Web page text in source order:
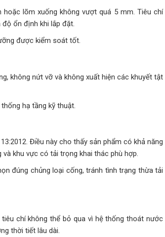
lõm xuống không vượt quá 5 mm. Tiêu chí
ổn định khi lắp đặt.
được kiểm soát tốt.
không nứt vỡ và không xuất hiện các khuyết tật
hạ tầng kỹ thuật.
Điều này cho thấy sản phẩm có khả năng
khu vực có tải trọng khai thác phù hợp.
đúng chủng loại cống, tránh tình trạng thừa tải
chí không thể bỏ qua vì hệ thống thoát nước
thời tiết lâu dài.